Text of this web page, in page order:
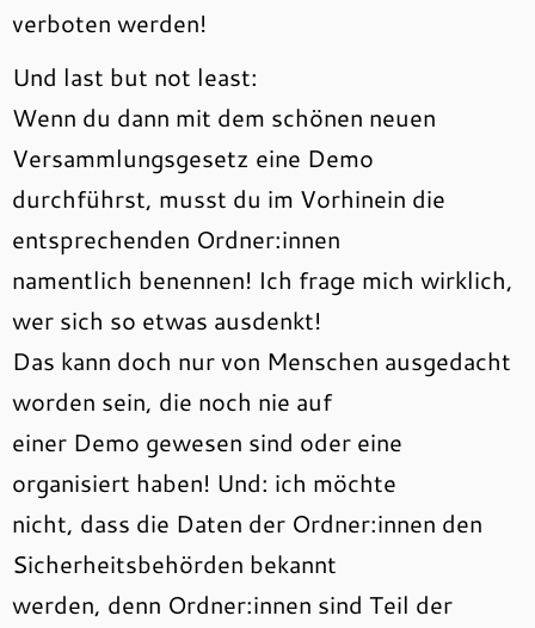
verboten werden!
Und last but not least:
Wenn du dann mit dem schönen neuen
Versammlungsgesetz eine Demo
durchführst, musst du im Vorhinein die
entsprechenden Ordner:innen
namentlich benennen! Ich frage mich wirklich,
wer sich so etwas ausdenkt!
Das kann doch nur von Menschen ausgedacht
worden sein, die noch nie auf
einer Demo gewesen sind oder eine
organisiert haben! Und: ich möchte
nicht, dass die Daten der Ordner:innen den
Sicherheitsbehörden bekannt
werden, denn Ordner:innen sind Teil der